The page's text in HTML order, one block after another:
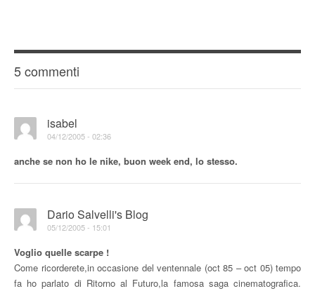
5 commenti
isabel
04/12/2005 - 02:36
anche se non ho le nike, buon week end, lo stesso.
Dario Salvelli's Blog
05/12/2005 - 15:01
Voglio quelle scarpe !
Come ricorderete,in occasione del ventennale (oct 85 – oct 05) tempo
fa ho parlato di Ritorno al Futuro,la famosa saga cinematografica.